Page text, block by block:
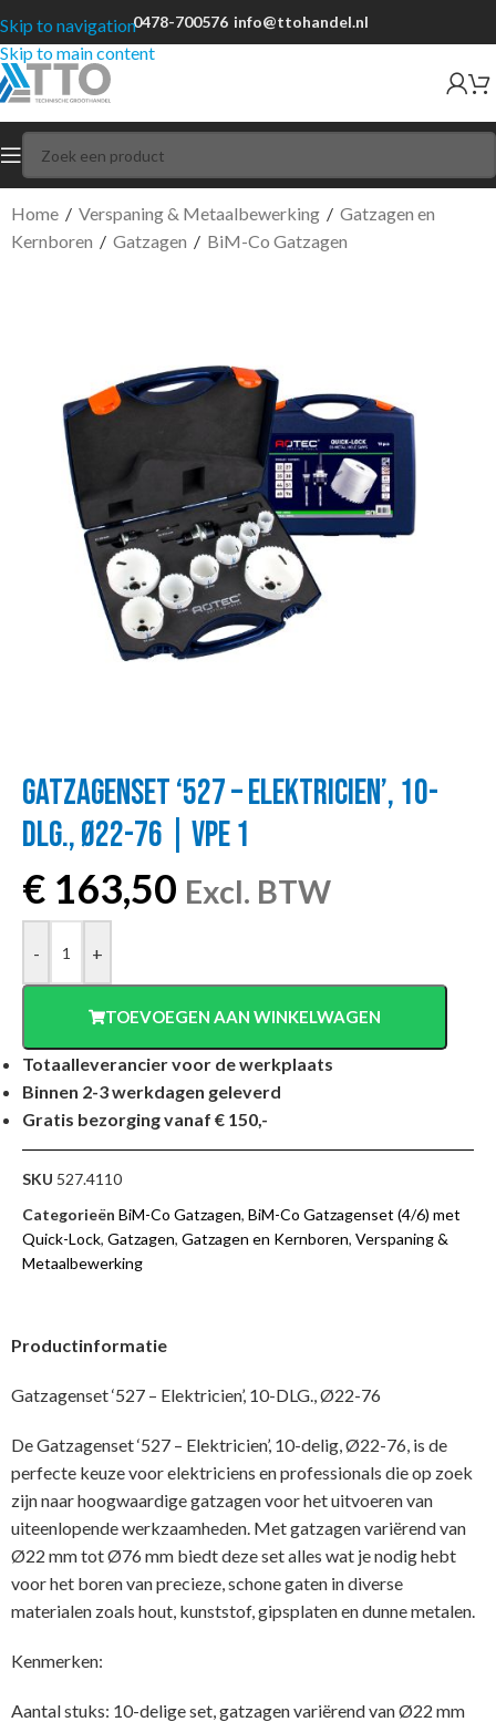
Skip to navigation
Skip to main content
0478-700576 info@ttohandel.nl
Home / Verspaning & Metaalbewerking / Gatzagen en
Kernboren / Gatzagen / BiM-Co Gatzagen
GATZAGENSET ‘527 – ELEKTRICIEN’, 10-
DLG., Ø22-76 | VPE 1
€ 163,50 Excl. BTW
- +
TOEVOEGEN AAN WINKELWAGEN
Totaalleverancier voor de werkplaats
Binnen 2-3 werkdagen geleverd
Gratis bezorging vanaf € 150,-
SKU 527.4110
Categorieën BiM-Co Gatzagen, BiM-Co Gatzagenset (4/6) met
Quick-Lock, Gatzagen, Gatzagen en Kernboren, Verspaning &
Metaalbewerking
Productinformatie
Gatzagenset ‘527 – Elektricien’, 10-DLG., Ø22-76
De Gatzagenset ‘527 – Elektricien’, 10-delig, Ø22-76, is de
perfecte keuze voor elektriciens en professionals die op zoek
zijn naar hoogwaardige gatzagen voor het uitvoeren van
uiteenlopende werkzaamheden. Met gatzagen variërend van
Ø22 mm tot Ø76 mm biedt deze set alles wat je nodig hebt
voor het boren van precieze, schone gaten in diverse
materialen zoals hout, kunststof, gipsplaten en dunne metalen.
Kenmerken:
Aantal stuks: 10-delige set, gatzagen variërend van Ø22 mm